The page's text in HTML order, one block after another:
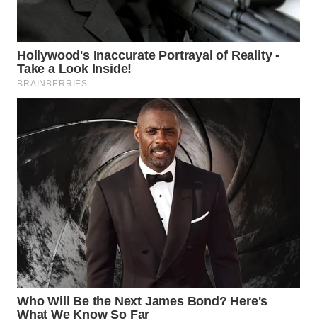
BOGOR
WN
DEPOK
WN
TAPANULI
UTARA
WN
SAMOSIR
WN
PADANG
LAWAS